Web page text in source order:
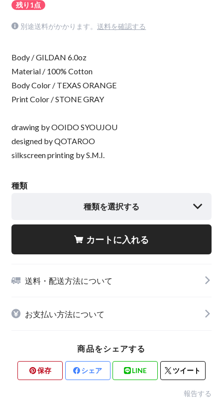
残り1点
別途送料がかかります。 送料を確認する
Body / GILDAN 6.0oz
Material / 100% Cotton
Body Color / TEXAS ORANGE
Print Color / STONE GRAY
drawing by OOIDO SYOUJOU
designed by QOTAROO
silkscreen printing by S.M.I.
種類
種類を選択する
カートに入れる
送料・配送方法について
お支払い方法について
商品をシェアする
保存 シェア LINE ツイート
報告する